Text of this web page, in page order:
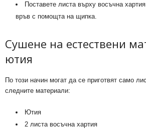
Поставете листа върху восъчна
връв с помощта на щипка.
Сушене на естествени
ютия
По този начин могат да се приготвят само
следните материали:
Ютия
2 листа восъчна хартия